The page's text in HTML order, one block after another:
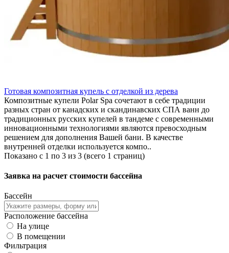
Готовая композитная купель с отделкой из дерева
Композитные купели Polar Spa сочетают в себе традиции
разных стран от канадских и скандинавских СПА ванн до
традиционных русских купелей в тандеме с современными
инновационными технологиями являются превосходным
решением для дополнения Вашей бани. В качестве
внутренней отделки используется компо..
Показано с 1 по 3 из 3 (всего 1 страниц)
Заявка на расчет стоимости бассейна
Бассейн
Расположение бассейна
На улице
В помещении
Фильтрация